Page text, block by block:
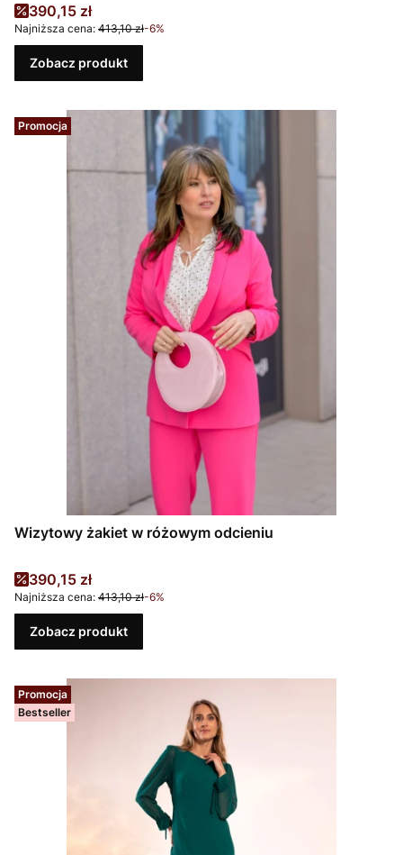
Cena promocyjna
390,15 zł
Najniższa cena: 413,10 zł-6%
Zobacz produkt
Promocja
Wizytowy żakiet w różowym odcieniu
Cena promocyjna
390,15 zł
Najniższa cena: 413,10 zł-6%
Zobacz produkt
Promocja
Bestseller